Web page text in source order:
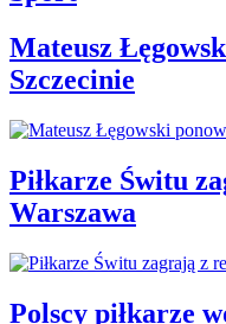
Mateusz
Szczecinie
Piłkarze Świtu
Warszawa
Polscy piłkarze